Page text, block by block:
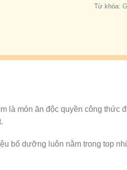
Từ khóa:
là món ăn độc quyền công
bổ dưỡng luôn nằm trong top